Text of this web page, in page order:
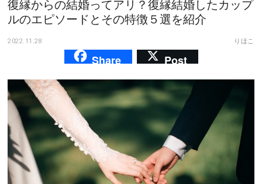
合コン・街コン
マッチングアプリ
あるある
その他
ドキドキ
復縁からの結婚ってアリ？復縁結婚したカップ
ルのエピソードとその特徴５選を紹介
2022.11.28 りほこ
Share Post